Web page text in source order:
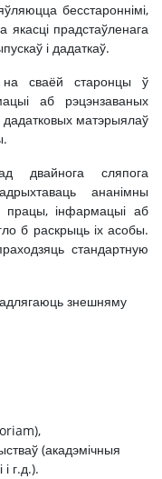
бесстароннімі,
прадстаўленага
і дадаткаў.
на сваёй старонцы ў
аб рэцэнзаваных
дадатковых матэрыялаў
двайнога сляпога
ананімны
працы, інфармацыі аб
б раскрыць іх асобы.
стандартную
знешняму
(акадэмічныя
г.д.).